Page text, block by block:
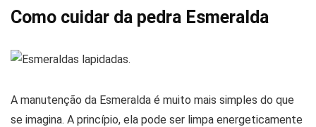
Como cuidar da pedra Esmeralda
A manutenção da Esmeralda é muito mais simples do que
se imagina. A princípio, ela pode ser limpa energeticamente